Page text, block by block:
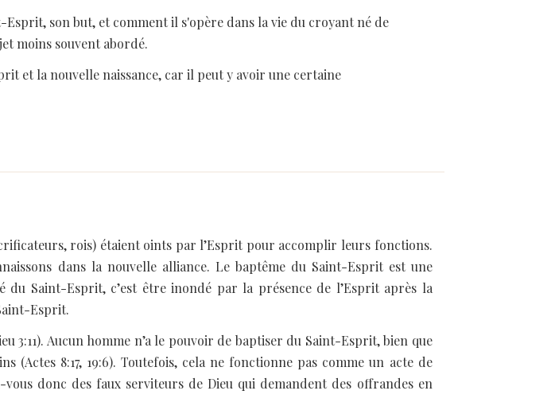
son but, et comment il s'opère dans la vie du croyant né de
moins souvent abordé.
et la nouvelle naissance, car il peut y avoir une certaine
rois) étaient oints par l’Esprit pour accomplir leurs fonctions.
dans la nouvelle alliance. Le baptême du Saint-Esprit est une
du Saint-Esprit, c’est être inondé par la présence de l’Esprit après la
Esprit.
3:11). Aucun homme n’a le pouvoir de baptiser du Saint-Esprit, bien que
(Actes 8:17, 19:6). Toutefois, cela ne fonctionne pas comme un acte de
donc des faux serviteurs de Dieu qui demandent des offrandes en